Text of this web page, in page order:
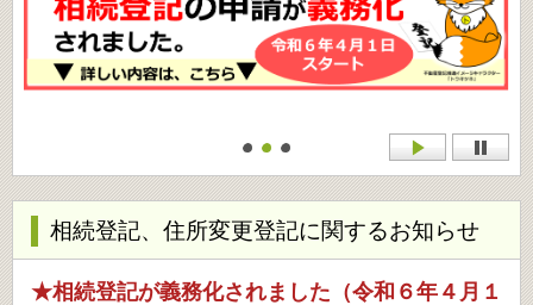
相続登記、住所変更登記に関するお知らせ
★相続登記が義務化されました（令和６年４月１